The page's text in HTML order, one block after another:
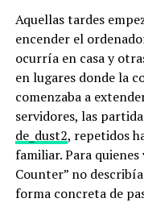
Aquellas tardes
encender el
ocurría en casa y
en lugares donde la
comenzaba a
servidores, las
de_dust2, repetidos
familiar. Para
Counter” no
forma concreta de